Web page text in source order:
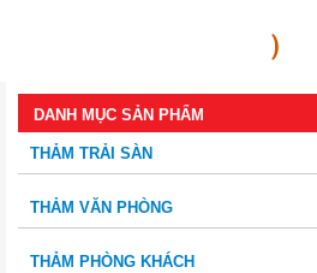
)
DANH MỤC SẢN PHẨM
THẢM TRẢI SÀN
THẢM VĂN PHÒNG
THẢM PHÒNG KHÁCH